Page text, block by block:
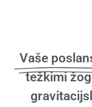
Vaše
težkimi